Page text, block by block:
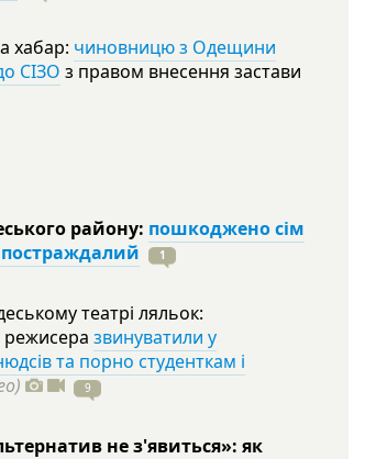
хабар: чиновницю з Одещини
СІЗО з правом внесення застави
району: пошкоджено сім
постраждалий
1
театрі ляльок:
звинуватили у
та порно студенткам і
9
не з'явиться»: як